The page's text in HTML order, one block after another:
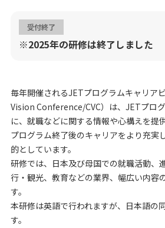
受付終了
※2025年の研修は終了しました
毎年開催されるJETプログラムキャリア
Vision Conference/CVC）は、JETプロ
に、就職などに関する情報や心構えを提
プログラム終了後のキャリアをより充実
的としています。
研修では、日本及び母国での就職活動、
行・観光、教育などの業界、幅広い内容
す。
本研修は英語で行われますが、日本語の
す。